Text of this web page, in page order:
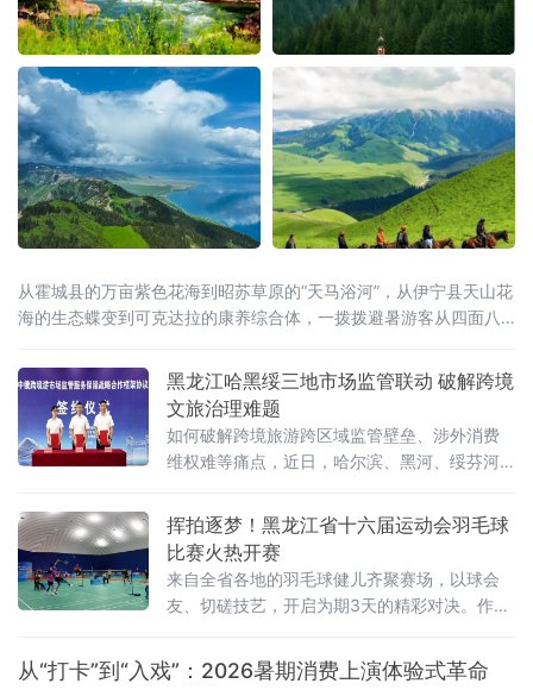
从霍城县的万亩紫色花海到昭苏草原的“天马浴河”，从伊宁县天山花
海的生态蝶变到可克达拉的康养综合体，一拨拨避暑游客从四面八
黑龙江哈黑绥三地市场监管联动 破解跨境
文旅治理难题
如何破解跨境旅游跨区域监管壁垒、涉外消费
维权难等痛点，近日，哈尔滨、黑河、绥芬河
发展战略合作框架协议，这标志着哈黑绥三地
跨境旅游市场监管一体化协同共治机制正式落
地。此举跨区域监管合作，重在立足黑龙江对
俄开放优势、破解跨境文旅治理难题的创新实
践，有效填补了跨境旅游协同监管空白。据介
挥拍逐梦！黑龙江省十六届运动会羽毛球
比赛火热开赛
来自全省各地的羽毛球健儿齐聚赛场，以球会
友、切磋技艺，开启为期3天的精彩对决。作为
赛程紧凑、看点十足。据了解，比赛共设置
男、女团体和混合双打、男子双打、女子双
从“打卡”到“入戏”：2026暑期消费上演体验式革命